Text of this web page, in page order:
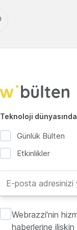
Teknoloji
Günlük Bülten
Etkinlikler
Webrazzi'nin
haberlerine